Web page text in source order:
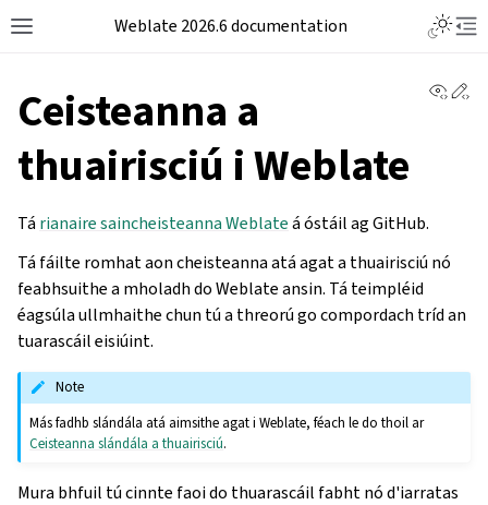
Weblate 2026.6 documentation
Ceisteanna a
thuairisciú i Weblate
Tá rianaire saincheisteanna Weblateá óstáil ag GitHub.
Tá fáilte romhat aon cheisteanna atá agat a thuairisciú nó
feabhsuithe a mholadh do Weblate ansin. Tá teimpléid
éagsúla ullmhaithe chun tú a threorú go compordach tríd an
tuarascáil eisiúint.
Note
Más fadhb slándála atá aimsithe agat i Weblate, féach le do thoil ar
Ceisteanna slándála a thuairisciú.
Mura bhfuil tú cinnte faoi do thuarascáil fabht nó d'iarratas